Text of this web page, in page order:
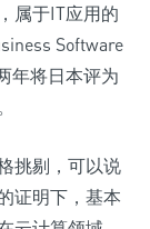
属于IT应用的
Software
年将日本评为
挑剔，可以说
证明下，基本